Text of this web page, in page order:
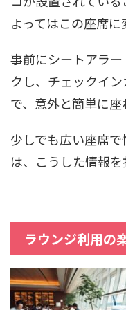
よってはこの座席に
事前にシートアラ
クし、チェックイ
で、意外と簡単に座
少しでも広い座席
は、こうした情報を
ラウンジ利用の